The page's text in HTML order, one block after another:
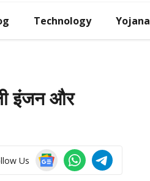
Technology Yojana
इंजन और
Us